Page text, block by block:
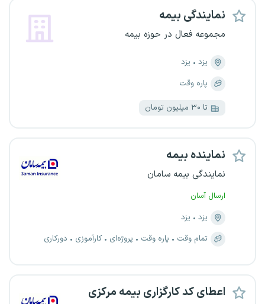
نمایندگی بیمه
مجموعه فعال در حوزه بیمه
یزد
یزد
پاره وقت
تا ۳۰ میلیون تومان
نماینده بیمه
نمایندگی بیمه سامان
ارسال آسان
یزد
یزد
تمام وقت
پاره وقت پروژه‌ای کارآموزی دورکاری
اعطای کد کارگزاری بیمه مرکزی